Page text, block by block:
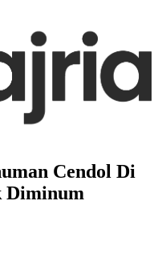
Cendol Di
Diminum